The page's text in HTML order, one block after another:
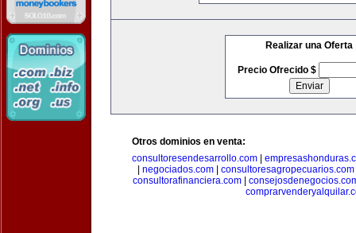
Realizar una Oferta
Precio Ofrecido $
Otros dominios en venta:
consultoresendesarrollo.com
negociados.com consultoresagropecuarios.com
consultorafinanciera.com|